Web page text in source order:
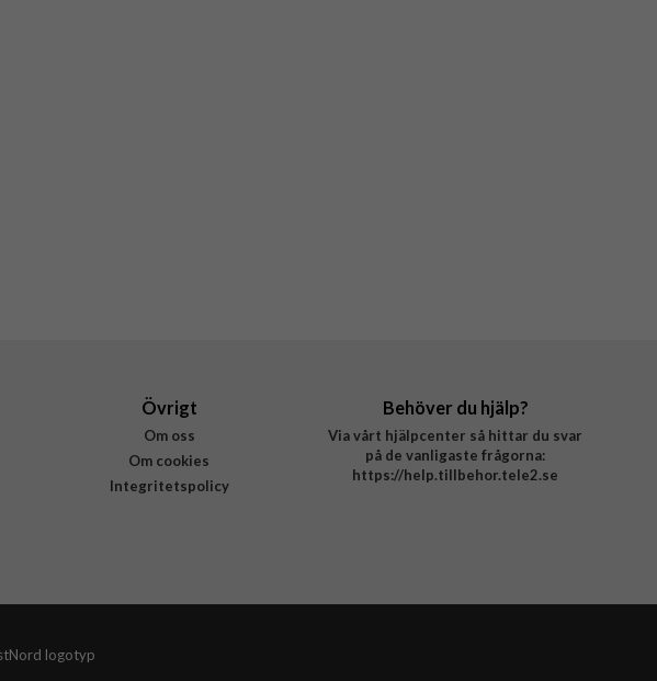
Övrigt
Om oss
Om cookies
Integritetspolicy
Behöver du hjälp?
Via vårt hjälpcenter så hittar du svar
på de vanligaste frågorna:
https://help.tillbehor.tele2.se